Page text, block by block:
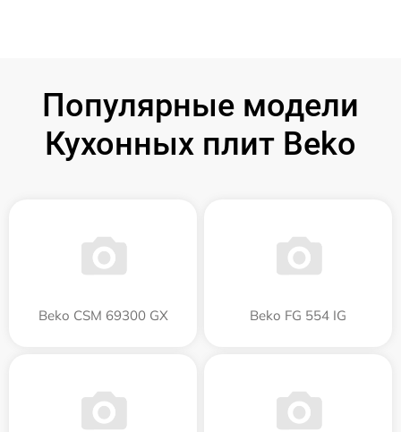
Популярные модели
Кухонных плит Beko
Beko CSM 69300 GX Beko FG 554 IG